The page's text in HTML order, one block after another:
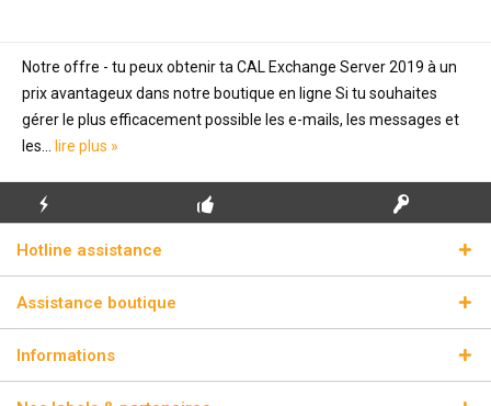
Notre offre - tu peux obtenir ta CAL Exchange Server 2019 à un
prix avantageux dans notre boutique en ligne Si tu souhaites
gérer le plus efficacement possible les e-mails, les messages et
les...
lire plus »
ÉCLAIR
Hotline assistance
Assistance boutique
Informations